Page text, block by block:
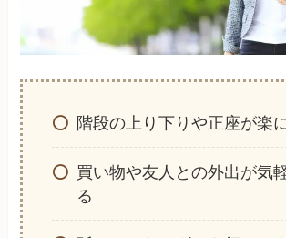
階段の上り下りや正座が楽
買い物や友人との外出が気
る